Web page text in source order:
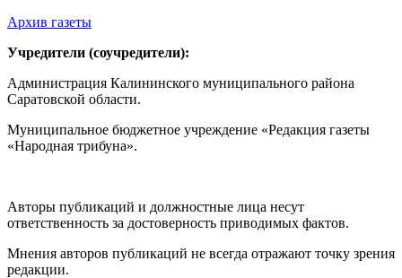
Архив газеты
Учредители (соучредители):
Администрация Калининского муниципального района
Саратовской области.
Муниципальное бюджетное учреждение «Редакция газеты
«Народная трибуна».
Авторы публикаций и должностные лица несут
ответственность за достоверность приводимых фактов.
Мнения авторов публикаций не всегда отражают точку зрения
редакции.